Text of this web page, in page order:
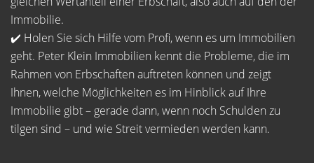
Immobilie.
✔️ Holen Sie sich Hilfe vom Profi, wenn es um Immobilien
geht. Peter Klein Immobilien kennt die Probleme, die im
Rahmen von Erbschaften auftreten können und zeigt
Ihnen, welche Möglichkeiten es im Hinblick auf Ihre
Immobilie gibt – gerade dann, wenn noch Schulden zu
tilgen sind – und wie Streit vermieden werden kann.